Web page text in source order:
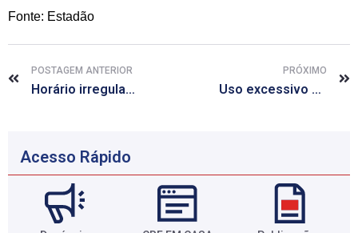
Fonte: Estadão
POSTAGEM ANTERIOR
Horário irregular para dormir afeta desenvolvimento infantil
PRÓXIMO
Uso excessivo de Tylenol causa 150 mortes por ano nos EUA, diz ONG
Acesso Rápido